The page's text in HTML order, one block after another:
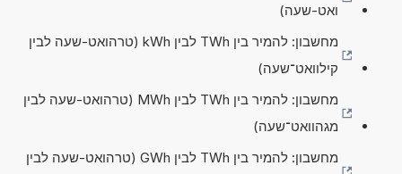
ואט-שעה)
מחשבון: להמיר בין TWh לבין kWh (טרהואט-שעה לבין
קילוואט־שעה)
מחשבון: להמיר בין TWh לבין MWh (טרהואט-שעה לבין
מגהוואט־שעה)
מחשבון: להמיר בין TWh לבין GWh (טרהואט-שעה לבין